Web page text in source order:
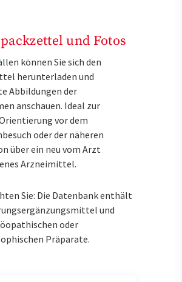
und Fotos
können Sie sich den
herunterladen und
Abbildungen der
anschauen. Ideal zur
vor dem
oder der näheren
über ein neu vom Arzt
Arzneimittel.
Sie: Die Datenbank enthält
und
oder
Präparate.